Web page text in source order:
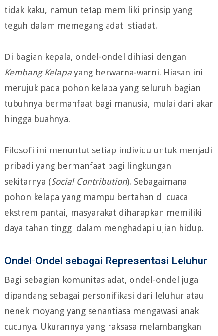
tidak kaku, namun tetap memiliki prinsip yang
teguh dalam memegang adat istiadat.
Di bagian kepala, ondel-ondel dihiasi dengan
Kembang Kelapayang berwarna-warni. Hiasan ini
merujuk pada pohon kelapa yang seluruh bagian
tubuhnya bermanfaat bagi manusia, mulai dari akar
hingga buahnya.
Filosofi ini menuntut setiap individu untuk menjadi
pribadi yang bermanfaat bagi lingkungan
sekitarnya (Social Contribution). Sebagaimana
pohon kelapa yang mampu bertahan di cuaca
ekstrem pantai, masyarakat diharapkan memiliki
daya tahan tinggi dalam menghadapi ujian hidup.
Ondel-Ondel sebagai Representasi Leluhur
Bagi sebagian komunitas adat, ondel-ondel juga
dipandang sebagai personifikasi dari leluhur atau
nenek moyang yang senantiasa mengawasi anak
cucunya. Ukurannya yang raksasa melambangkan